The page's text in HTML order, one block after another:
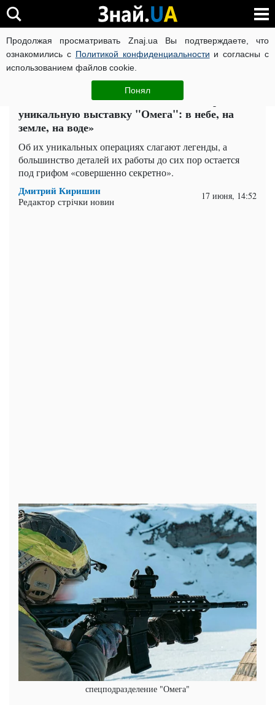
Продолжая просматривать Znaj.ua Вы подтверждаете, что
ознакомились с Политикой конфиденциальности и согласны с
использованием файлов cookie.
Понял
ВОЙНА РОССИИ ПРОТИВ УКРАИНЫ КОРОНАВИРУС В
Общество ЧИТАТИ УКРАЇНСЬКОЮ
Тайны элитного спецназа: в Киеве открыли
уникальную выставку "Омега": в небе, на
земле, на воде»
Об их уникальных операциях слагают легенды, а
большинство деталей их работы до сих пор остается
под грифом «совершенно секретно».
Дмитрий Киришин
Редактор стрічки новин 17 июня, 14:52
спецподразделение "Омега"